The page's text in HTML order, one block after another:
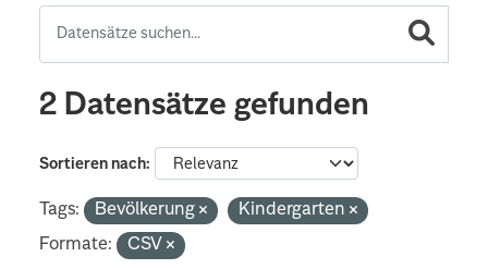
2 Datensätze gefunden
Sortieren nach
Tags: Bevölkerung
Kindergarten
Formate:
CSV